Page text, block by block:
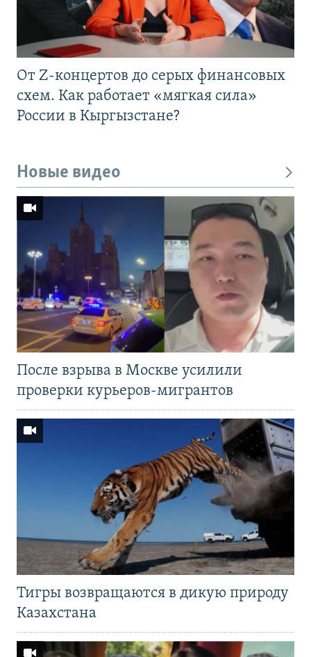
От Z-концертов до серых финансовых
схем. Как работает «мягкая сила»
России в Кыргызстане?
Новые видео
После взрыва в Москве усилили
проверки курьеров-мигрантов
Тигры возвращаются в дикую природу
Казахстана